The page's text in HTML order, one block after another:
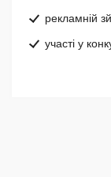
рекламній
участі у